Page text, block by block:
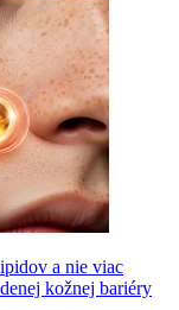
a nie viac
kožnej bariéry